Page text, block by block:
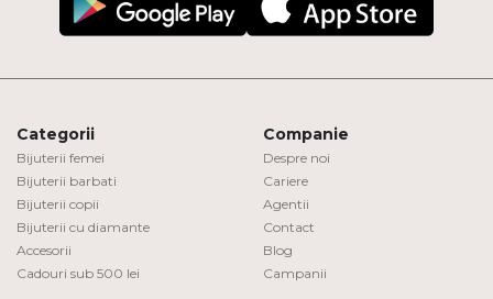
Categorii
Bijuterii femei
Bijuterii barbati
Bijuterii copii
Bijuterii cu diamante
Accesorii
Cadouri sub 500 lei
Companie
Despre noi
Cariere
Agentii
Contact
Blog
Campanii